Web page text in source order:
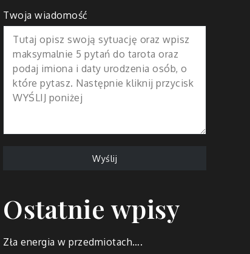
Twoja wiadomość
Ostatnie wpisy
Zła energia w przedmiotach….